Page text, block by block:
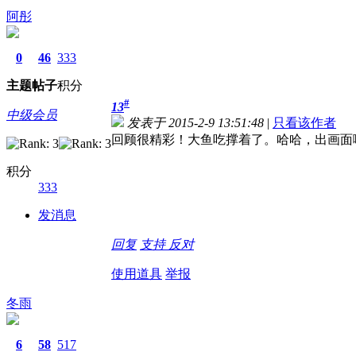
阿彤
0
主题
46
帖子
333
积分
中级会员
积分
333
发消息
13#
发表于 2015-2-9 13:51:48 | 只看该作者
回顾很精彩！大鱼吃撑着了 。哈哈，出画面
回复 支持 反对
使用道具 举报
冬雨
6 58 517